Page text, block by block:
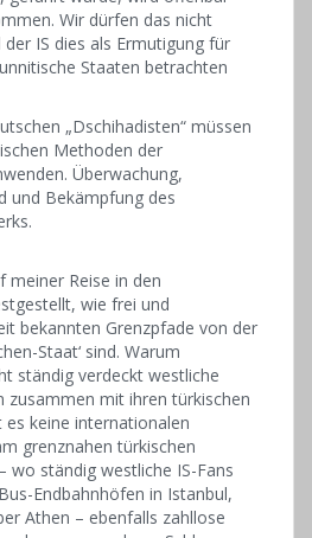
Wir dürfen das nicht
IS dies als Ermutigung für
Staaten betrachten
„Dschihadisten“ müssen
Methoden der
Überwachung,
und Bekämpfung des
meiner Reise in den
wie frei und
bekannten Grenzpfade von der
Staat‘ sind. Warum
ständig verdeckt westliche
zusammen mit ihren türkischen
es keine internationalen
grenznahen türkischen
wo ständig westliche IS-Fans
Endbahnhöfen in Istanbul,
Athen – ebenfalls zahllose